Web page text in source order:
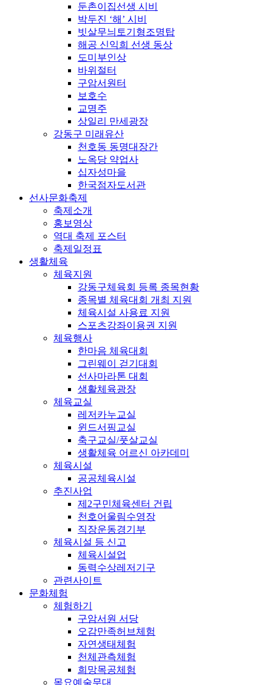
둔촌이집선생 시비
박두진 ‘해’ 시비
빗살무늬토기형조명탑
해공 신익희 선생 동상
도미부인상
바위절터
구암서원터
보호수
교명주
상일리 만세광장
강동구 미래유산
천호동 동명대장간
노옥당 약업사
십자성마을
한국점자도서관
선사문화축제
축제소개
홍보영상
역대 축제 포스터
축제일정표
생활체육
체육지원
강동구체육회 등록 종목현황
종목별 체육대회 개최 지원
체육시설 사용료 지원
스포츠강좌이용권 지원
체육행사
한마음 체육대회
그린웨이 걷기대회
선사마라톤 대회
생활체육광장
체육교실
레저카누교실
윈드서핑교실
축구교실/풋살교실
생활체육 어르신 아카데미
체육시설
공공체육시설
추진사업
제2구민체육센터 건립
천호어울림수영장
직장운동경기부
체육시설 등 신고
체육시설업
동력수상레저기구
관련사이트
문화체험
체험하기
구암서원 서당
오감만족허브체험
자연생태체험
천체관측체험
희망목공체험
목요예술무대